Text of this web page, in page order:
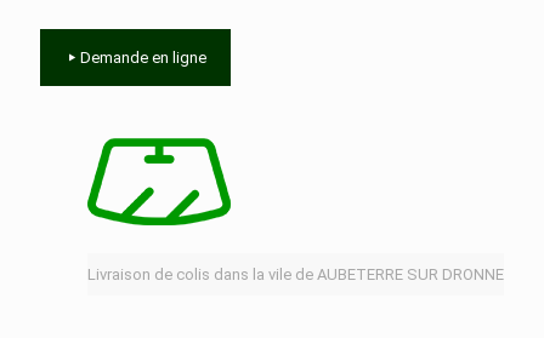
Demande en ligne
Livraison de colis dans la vile de AUBETERRE SUR DRONNE